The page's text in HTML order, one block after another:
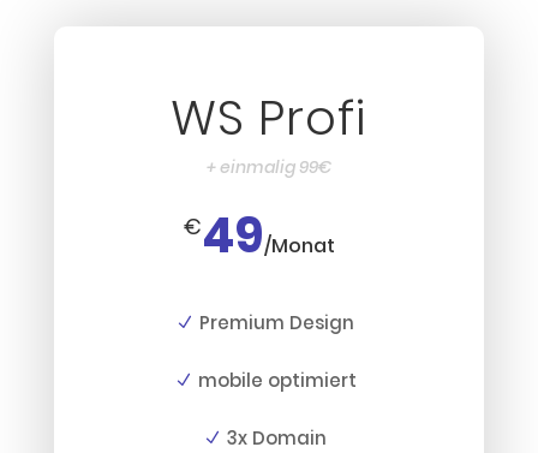
WS Profi
+ einmalig 99€
€49/Monat
Premium Design
mobile optimiert
3x Domain